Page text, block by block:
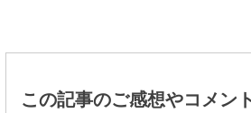
稿この記事のご感想やコメン